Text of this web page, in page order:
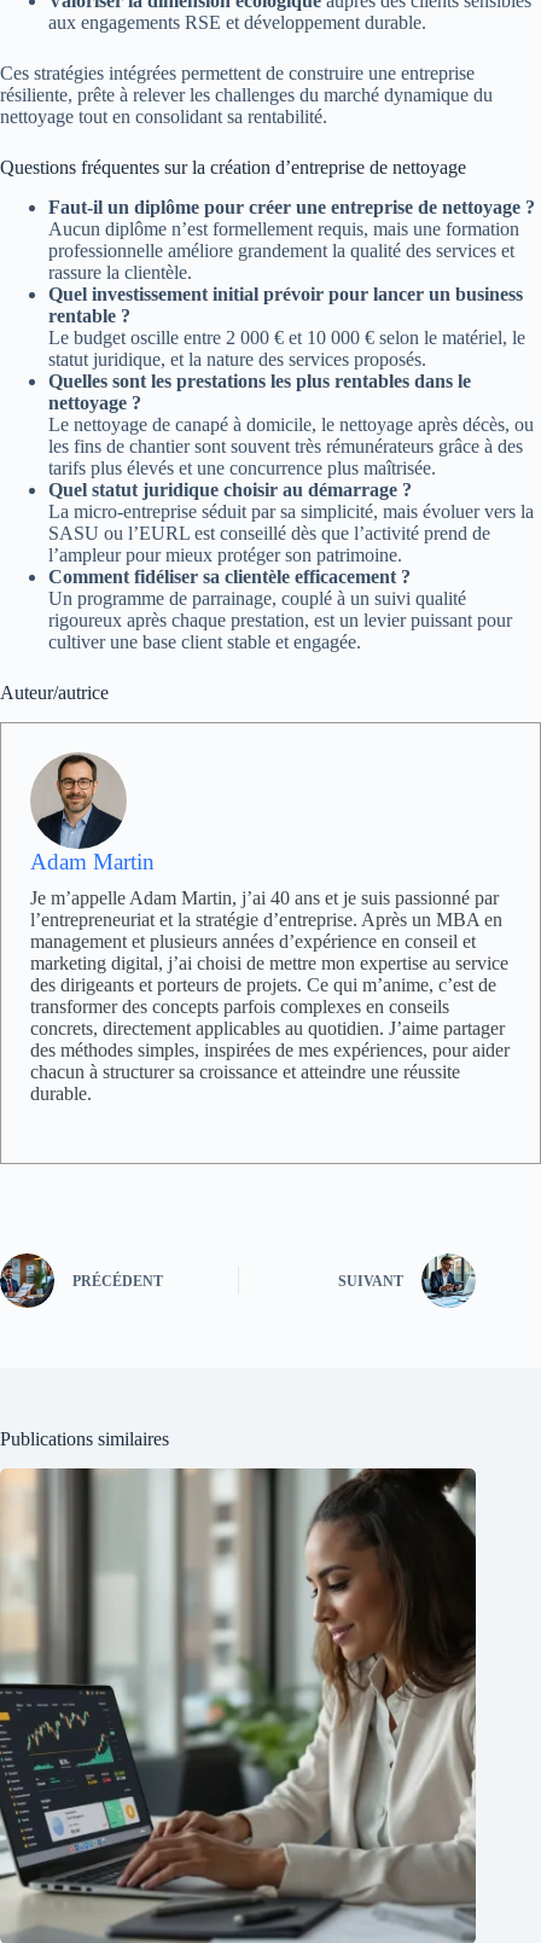
aux engagements RSE et développement durable.
Ces stratégies intégrées permettent de construire une entreprise
résiliente, prête à relever les challenges du marché dynamique du
nettoyage tout en consolidant sa rentabilité.
Questions fréquentes sur la création d’entreprise de nettoyage
Faut-il un diplôme pour créer une entreprise de nettoyage ?
Aucun diplôme n’est formellement requis, mais une formation
professionnelle améliore grandement la qualité des services et
rassure la clientèle.
Quel investissement initial prévoir pour lancer un business
rentable ?
Le budget oscille entre 2 000 € et 10 000 € selon le matériel, le
statut juridique, et la nature des services proposés.
Quelles sont les prestations les plus rentables dans le
nettoyage ?
Le nettoyage de canapé à domicile, le nettoyage après décès, ou
les fins de chantier sont souvent très rémunérateurs grâce à des
tarifs plus élevés et une concurrence plus maîtrisée.
Quel statut juridique choisir au démarrage ?
La micro-entreprise séduit par sa simplicité, mais évoluer vers la
SASU ou l’EURL est conseillé dès que l’activité prend de
l’ampleur pour mieux protéger son patrimoine.
Comment fidéliser sa clientèle efficacement ?
Un programme de parrainage, couplé à un suivi qualité
rigoureux après chaque prestation, est un levier puissant pour
cultiver une base client stable et engagée.
Auteur/autrice
Adam Martin
Je m’appelle Adam Martin, j’ai 40 ans et je suis passionné par
l’entrepreneuriat et la stratégie d’entreprise. Après un MBA en
management et plusieurs années d’expérience en conseil et
marketing digital, j’ai choisi de mettre mon expertise au service
des dirigeants et porteurs de projets. Ce qui m’anime, c’est de
transformer des concepts parfois complexes en conseils
concrets, directement applicables au quotidien. J’aime partager
des méthodes simples, inspirées de mes expériences, pour aider
chacun à structurer sa croissance et atteindre une réussite
durable.
PRÉCÉDENT SUIVANT
Publications similaires